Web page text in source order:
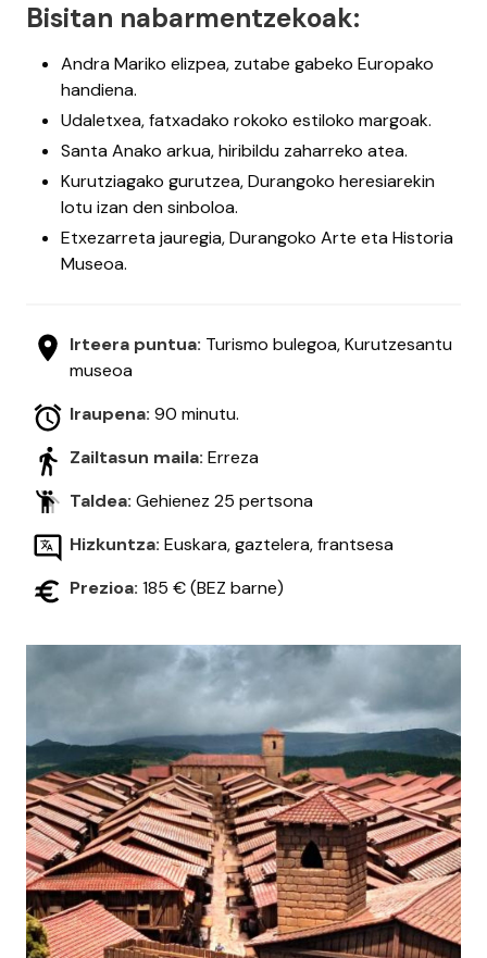
Bisitan nabarmentzekoak:
Andra Mariko elizpea, zutabe gabeko Europako
handiena.
Udaletxea, fatxadako rokoko estiloko margoak.
Santa Anako arkua, hiribildu zaharreko atea.
Kurutziagako gurutzea, Durangoko heresiarekin
lotu izan den sinboloa.
Etxezarreta jauregia, Durangoko Arte eta Historia
Museoa.
Irteera puntua: Turismo bulegoa, Kurutzesantu
museoa
Iraupena: 90 minutu.
Zailtasun maila: Erreza
Taldea: Gehienez 25 pertsona
Hizkuntza: Euskara, gaztelera, frantsesa
Prezioa: 185 € (BEZ barne)